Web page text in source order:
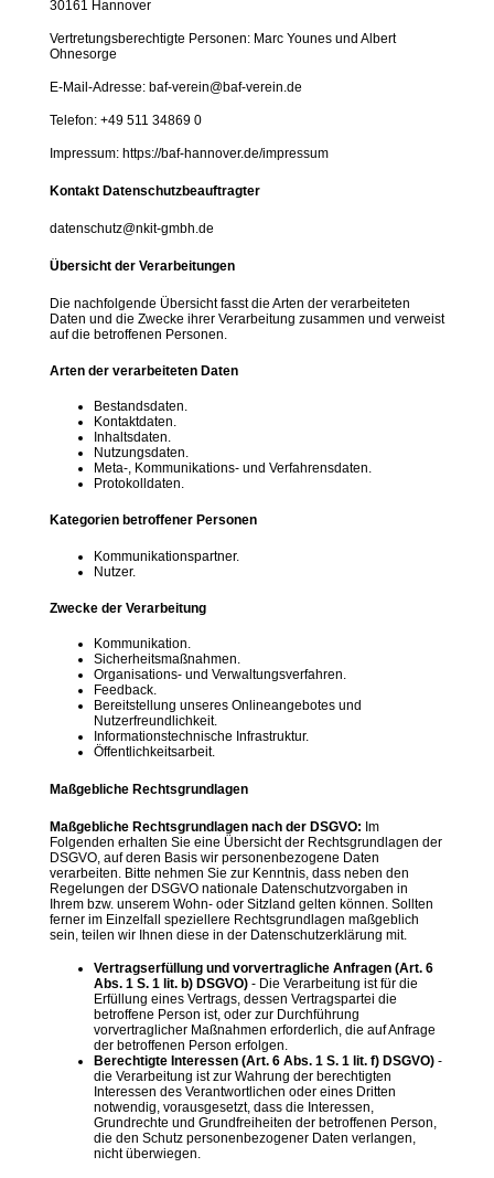
30161 Hannover
Vertretungsberechtigte Personen: Marc Younes und Albert
Ohnesorge
E-Mail-Adresse: baf-verein@baf-verein.de
Telefon: +49 511 34869 0
Impressum: https://baf-hannover.de/impressum
Kontakt Datenschutzbeauftragter
datenschutz@nkit-gmbh.de
Übersicht der Verarbeitungen
Die nachfolgende Übersicht fasst die Arten der verarbeiteten
Daten und die Zwecke ihrer Verarbeitung zusammen und verweist
auf die betroffenen Personen.
Arten der verarbeiteten Daten
Bestandsdaten.
Kontaktdaten.
Inhaltsdaten.
Nutzungsdaten.
Meta-, Kommunikations- und Verfahrensdaten.
Protokolldaten.
Kategorien betroffener Personen
Kommunikationspartner.
Nutzer.
Zwecke der Verarbeitung
Kommunikation.
Sicherheitsmaßnahmen.
Organisations- und Verwaltungsverfahren.
Feedback.
Bereitstellung unseres Onlineangebotes und
Nutzerfreundlichkeit.
Informationstechnische Infrastruktur.
Öffentlichkeitsarbeit.
Maßgebliche Rechtsgrundlagen
Maßgebliche Rechtsgrundlagen nach der DSGVO: Im
Folgenden erhalten Sie eine Übersicht der Rechtsgrundlagen der
DSGVO, auf deren Basis wir personenbezogene Daten
verarbeiten. Bitte nehmen Sie zur Kenntnis, dass neben den
Regelungen der DSGVO nationale Datenschutzvorgaben in
Ihrem bzw. unserem Wohn- oder Sitzland gelten können. Sollten
ferner im Einzelfall speziellere Rechtsgrundlagen maßgeblich
sein, teilen wir Ihnen diese in der Datenschutzerklärung mit.
Vertragserfüllung und vorvertragliche Anfragen (Art. 6
Abs. 1 S. 1 lit. b) DSGVO) - Die Verarbeitung ist für die
Erfüllung eines Vertrags, dessen Vertragspartei die
betroffene Person ist, oder zur Durchführung
vorvertraglicher Maßnahmen erforderlich, die auf Anfrage
der betroffenen Person erfolgen.
Berechtigte Interessen (Art. 6 Abs. 1 S. 1 lit. f) DSGVO) -
die Verarbeitung ist zur Wahrung der berechtigten
Interessen des Verantwortlichen oder eines Dritten
notwendig, vorausgesetzt, dass die Interessen,
Grundrechte und Grundfreiheiten der betroffenen Person,
die den Schutz personenbezogener Daten verlangen,
nicht überwiegen.